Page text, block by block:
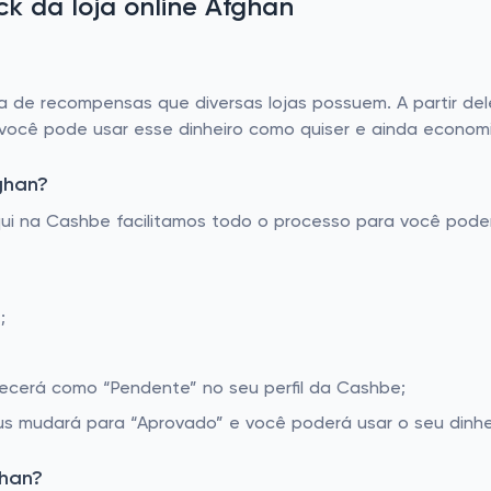
da loja online Afghan
de recompensas que diversas lojas possuem. A partir
pode usar esse dinheiro como quiser e ainda
na Cashbe facilitamos todo o processo para você
como “Pendente” no seu perfil da Cashbe;
mudará para “Aprovado” e você poderá usar o seu